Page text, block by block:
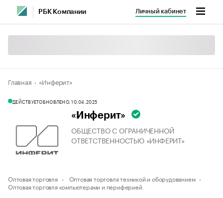
РБК Компании Личный кабинет
Главная «Инферит»
ДЕЙСТВУЕТОБНОВЛЕНО, 10.04.2025
«Инферит»
ОБЩЕСТВО С ОГРАНИЧЕННОЙ
ОТВЕТСТВЕННОСТЬЮ «ИНФЕРИТ»
Оптовая торговля
Оптовая торговля техникой и оборудованием
Оптовая торговля компьютерами и периферией